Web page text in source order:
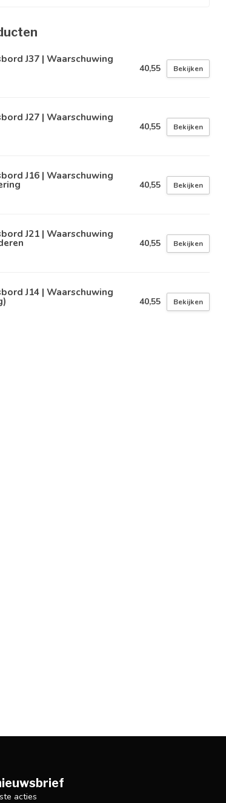
J37 | Waarschuwing
40,55 Bekijken
J27 | Waarschuwing
40,55 Bekijken
J16 | Waarschuwing
40,55 Bekijken
J21 | Waarschuwing
40,55 Bekijken
J14 | Waarschuwing
40,55 Bekijken
acties